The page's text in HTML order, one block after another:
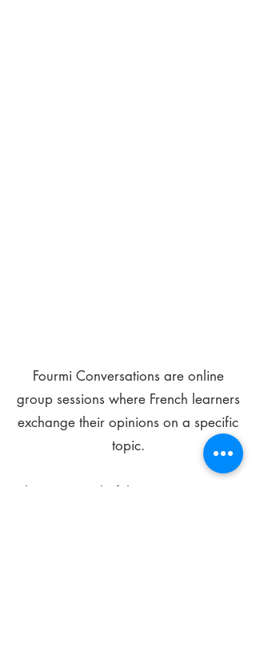
Fourmi Conversations are online
group sessions where French learners
exchange their opinions on a specific
topic.
The main goal of these meetings is to